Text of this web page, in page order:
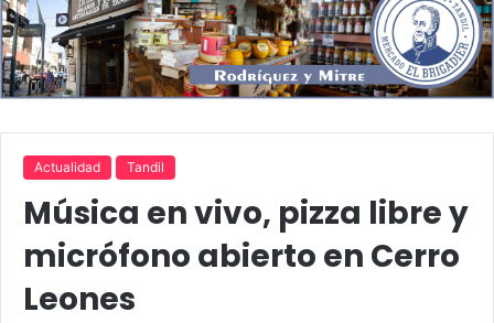
Actualidad Tandil
Música en vivo, pizza libre y
micrófono abierto en Cerro
Leones